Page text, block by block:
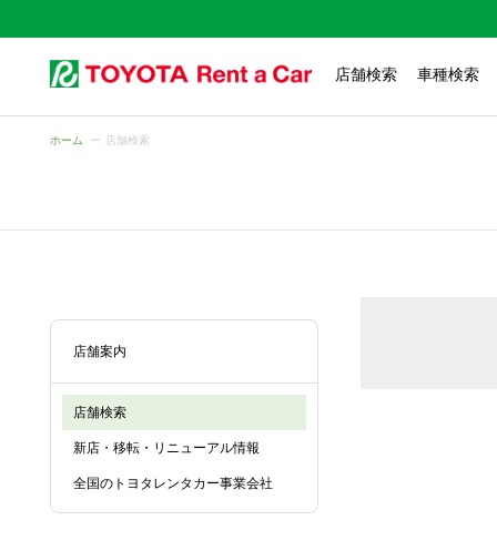
店舗検索 車種検索
ホーム 店舗検索
店舗案内
店舗検索
新店・移転・リニューアル情報
全国のトヨタレンタカー事業会社